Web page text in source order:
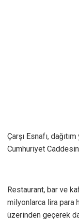
Çarşı Esnafı,
Cumhuriyet
Restaurant, bar ve
milyonlarca lira para
üzerinden geçerek